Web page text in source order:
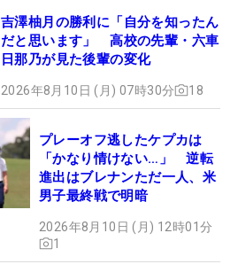
吉澤柚月の勝利に「自分を知ったん
だと思います」 高校の先輩・六車
日那乃が見た後輩の変化
2026年8月10日 (月) 07時30分 18
プレーオフ逃したケプカは
「かなり情けない…」 逆転
進出はブレナンただ一人、米
男子最終戦で明暗
2026年8月10日 (月) 12時01分
1